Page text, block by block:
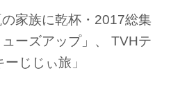
家族に乾杯・2017総集
ーズアップ」、 TVHテ
じじぃ旅」